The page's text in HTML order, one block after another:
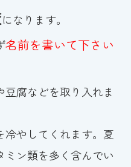
になります。
名前を書いて下さい
腐などを取り入れま
冷やしてくれます。夏
ン類を多く含んでい